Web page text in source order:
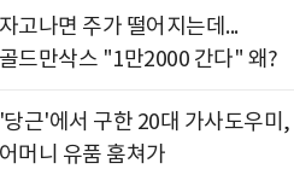
자고나면 주가 떨어지는데...
골드만삭스 "1만2000 간다" 왜?
'당근'에서 구한 20대 가사도우미,
어머니 유품 훔쳐가